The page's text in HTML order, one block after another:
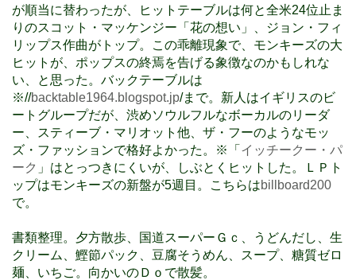
が順当に替わったが、ヒットテーブルは何と全米24位止ま
りのスコット・マッケンジー「花の想い」、ジョン・フィ
リップス作曲がトップ。この乖離現象で、モンキーズの大
ヒットが、ポップスの終焉を告げる象徴なのかもしれな
い、と思った。バックテーブルは
※//backtable1964.blogspot.jp/まで。新人はイギリスのビ
ートグループだが、渋めソウルフルなボーカルのリーダ
ー、スティーブ・マリオット他、ザ・フーのようなモッ
ズ・ファッションで格好よかった。※「 イッチークー・パ
ーク 」はとっつきにくいが、しぶとくヒットした。ＬＰト
ップはモンキーズの新盤が5週目。こちらはbillboard200
で。
書類整理。夕方散歩、国道スーパーＧｃ、うどんだし、生
クリーム、鰹節パック、豆腐そうめん、スープ、糖質ゼロ
麺、いちご。向かいのＤｏで散髪。